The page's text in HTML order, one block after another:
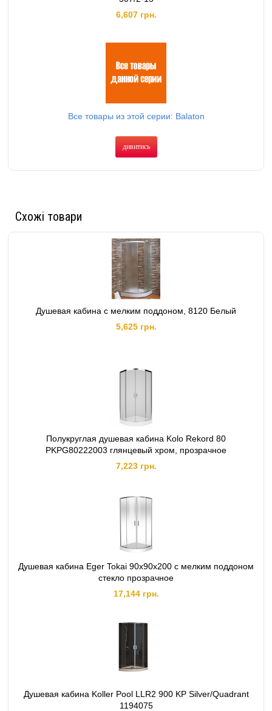
6,607 грн.
Все товары из этой серии: Balaton
дивитись
Схожі товари
Душевая кабина с мелким поддоном, 8120 Белый
5,625 грн.
Полукруглая душевая кабина Kolo Rekord 80
PKPG80222003 глянцевый хром, прозрачное
7,223 грн.
Душевая кабина Eger Tokai 90х90х200 с мелким поддоном
стекло прозрачное
17,144 грн.
Душевая кабина Koller Pool LLR2 900 KP Silver/Quadrant
1194075